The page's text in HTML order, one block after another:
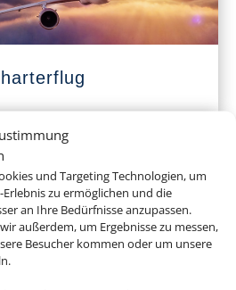
und Targeting Technologien, um
zu ermöglichen und die
an Ihre Bedürfnisse anzupassen.
außerdem, um Ergebnisse zu messen,
Besucher kommen oder um unsere